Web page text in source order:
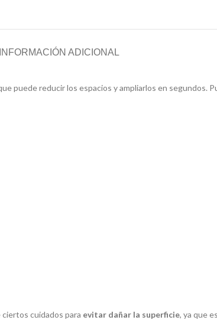
INFORMACIÓN ADICIONAL
reducir los espacios y ampliarlos en segundos.
cuidados para evitar dañar la superficie, ya que